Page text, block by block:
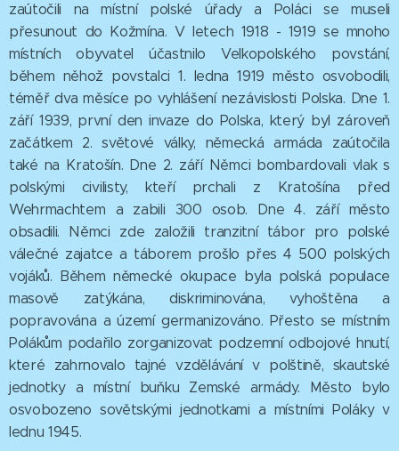
zaútočili na místní polské úřady a Poláci se museli
přesunout do Kožmína. V letech 1918 - 1919 se mnoho
místních obyvatel účastnilo Velkopolského povstání,
během něhož povstalci 1. ledna 1919 město osvobodili,
téměř dva měsíce po vyhlášení nezávislosti Polska. Dne 1.
září 1939, první den invaze do Polska, který byl zároveň
začátkem 2. světové války, německá armáda zaútočila
také na Kratošín. Dne 2. září Němci bombardovali vlak s
polskými civilisty, kteří prchali z Kratošína před
Wehrmachtem a zabili 300 osob. Dne 4. září město
obsadili. Němci zde založili tranzitní tábor pro polské
válečné zajatce a táborem prošlo přes 4 500 polských
vojáků. Během německé okupace byla polská populace
masově zatýkána, diskriminována, vyhoštěna a
popravována a území germanizováno. Přesto se místním
Polákům podařilo zorganizovat podzemní odbojové hnutí,
které zahrnovalo tajné vzdělávání v polštině, skautské
jednotky a místní buňku Zemské armády. Město bylo
osvobozeno sovětskými jednotkami a místními Poláky v
lednu 1945.